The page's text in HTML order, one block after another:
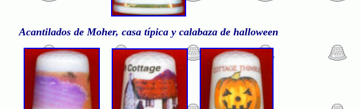
Acantilados de Moher, casa típica y calabaza de halloween